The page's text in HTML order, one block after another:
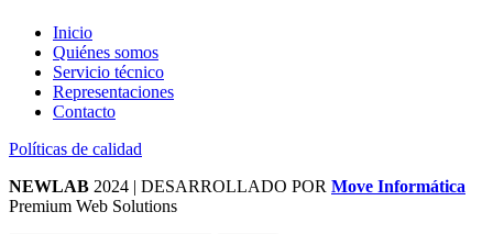
Inicio
Quiénes somos
Servicio técnico
Representaciones
Contacto
Políticas de calidad
NEWLAB 2024 | DESARROLLADO POR Move Informática
Premium Web Solutions